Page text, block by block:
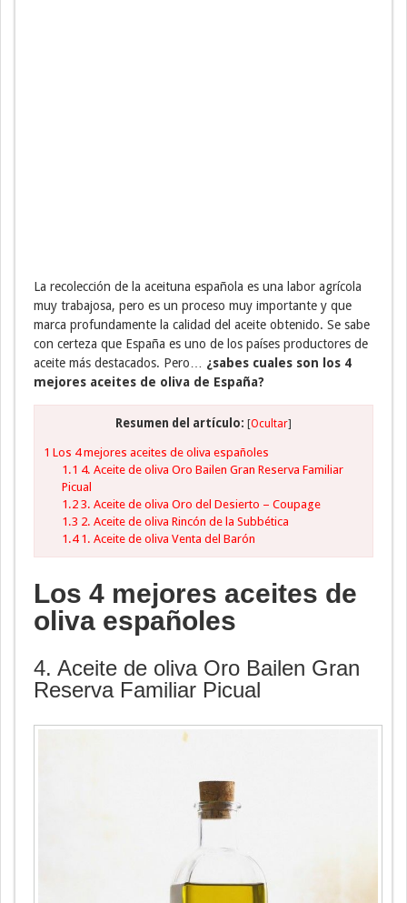
La recolección de la aceituna española es una labor agrícola
muy trabajosa, pero es un proceso muy importante y que
marca profundamente la calidad del aceite obtenido. Se sabe
con certeza que España es uno de los países productores de
aceite más destacados. Pero… ¿sabes cuales son los 4
mejores aceites de oliva de España?
Resumen del artículo: [Ocultar]
1 Los 4 mejores aceites de oliva españoles
1.1 4. Aceite de oliva Oro Bailen Gran Reserva Familiar
Picual
1.23. Aceite de oliva Oro del Desierto – Coupage
1.3 2. Aceite de oliva Rincón de la Subbética
1.41. Aceite de oliva Venta del Barón
Los 4 mejores aceites de
oliva españoles
4. Aceite de oliva Oro Bailen Gran
Reserva Familiar Picual